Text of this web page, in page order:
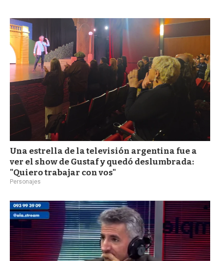
d
Una estrella de la televisión argentina fue a
ver el show de Gustaf y quedó deslumbrada:
"Quiero trabajar con vos"
Personajes